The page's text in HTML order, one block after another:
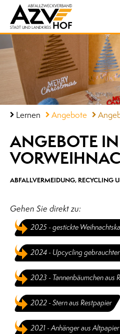
Lernen Angebote
ANGEBOTE IN
ABFALLVERMEIDUNG, RECYCLING
Gehen Sie direkt zu:
2025 - gestickte
2024 - Upcycling
2023 - Tannenbäumchen aus
2022 - Stern aus Restpapier
2021 - Anhänger aus